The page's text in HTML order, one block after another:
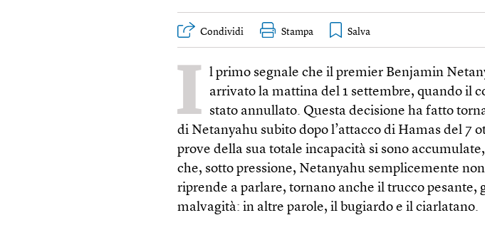
Condividi Stampa
I l primo segnale che il premier Benjamin
arrivato la mattina del 1 settembre, quando il
stato annullato. Questa decisione ha fatto
di Netanyahu subito dopo l’attacco di Hamas del 7
prove della sua totale incapacità si sono
che, sotto pressione, Netanyahu semplicemente
riprende a parlare, tornano anche il trucco pesante,
malvagità: in altre parole, il bugiardo e il ciarlatano.